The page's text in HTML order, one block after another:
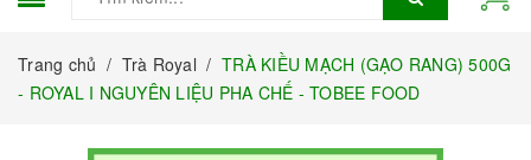
Trang chủ / Trà Royal / TRÀ KIỀU MẠCH (GẠO RANG) 500G
- ROYAL I NGUYÊN LIỆU PHA CHẾ - TOBEE FOOD